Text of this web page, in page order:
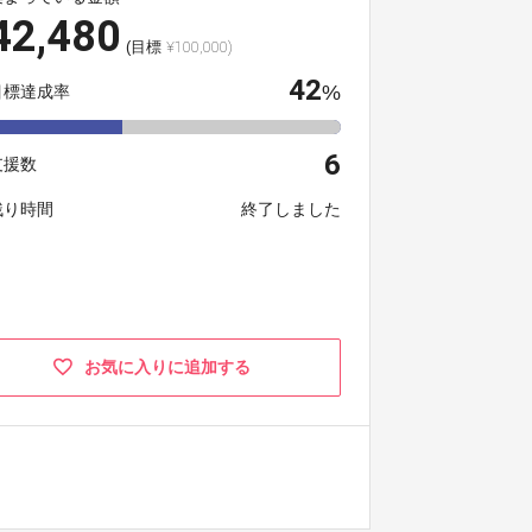
(目標 ¥100,000)
標達成率 42%
援数 6
り時間 終了しました
お気に入りに追加する